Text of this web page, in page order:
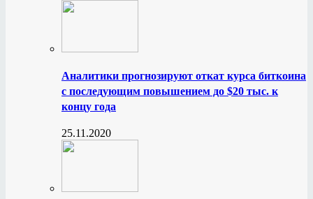
Аналитики прогнозируют откат курса биткоина
с последующим повышением до $20 тыс. к
концу года
25.11.2020